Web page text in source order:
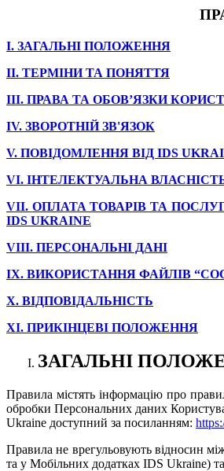
I. ЗАГАЛЬНІ ПОЛОЖЕННЯ
II. ТЕРМІНИ ТА ПОНЯТТЯ
III. ПРАВА ТА ОБОВ’ЯЗКИ
IV. ЗВОРОТНІЙ ЗВ'ЯЗОК
V. ПОВІДОМЛЕННЯ ВІД IDS
VI. ІНТЕЛЕКТУАЛЬНА
VII. ОПЛАТА ТОВАРІВ ТА
IDS UKRAINE
VIII. ПЕРСОНАЛЬНІ ДАНІ
IX. ВИКОРИСТАННЯ ФАЙЛІВ
X. ВІДПОВІДАЛЬНІСТЬ
XI. ПРИКІНЦЕВІ ПОЛОЖЕННЯ
ЗАГАЛЬНІ
Правила містять інформацію про
обробки Персональних даних
Ukraine доступний за посиланням:
Правила не врегульовують відносин
та у Мобільних додатках IDS Ukraine)